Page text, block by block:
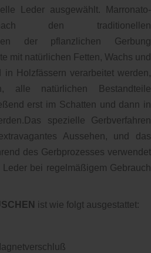
Leder ausgewählt. Marronato-
den traditionellen
der pflanzlichen Gerbung
mit natürlichen Fetten, Wachs und
in Holzfässern verarbeitet werden,
alle natürlichen Bestandteile
erst im Schatten und dann in
spezielle Gerbverfahren
Aussehen, und das
des Gerbprozesses verwendet
bei regelmäßigem Gebrauch
ist wie folgt ausgestattet: